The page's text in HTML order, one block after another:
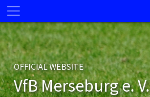
OFFICIAL WEBSITE
VfB Merseburg e. V.